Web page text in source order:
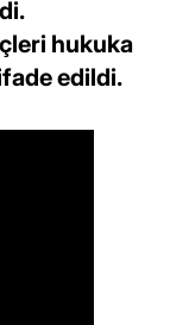
hukuka
edildi.